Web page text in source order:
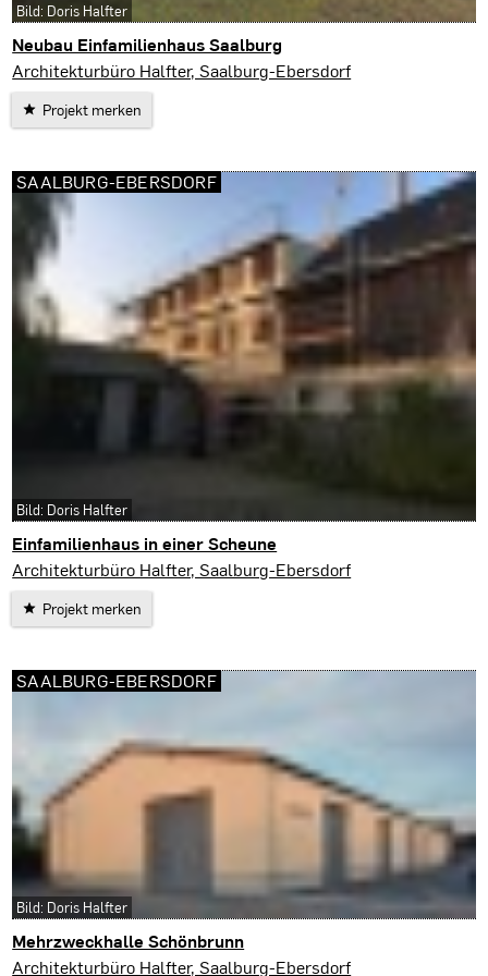
Neubau Einfamilienhaus Saalburg
Saalburg-Ebersdorf
Architekturbüro Halfter, Saalburg-Ebersdorf
Projekt merken
Bild: Doris Halfter
Einfamilienhaus in einer Scheune
Saalburg-Ebersdorf
Architekturbüro Halfter, Saalburg-Ebersdorf
Projekt merken
SAALBURG-EBERSDORF
Bild: Doris Halfter
Mehrzweckhalle Schönbrunn
Saalburg-Ebersdorf
Architekturbüro Halfter, Saalburg-Ebersdorf
SAALBURG-EBERSDORF
Bild: Doris Halfter